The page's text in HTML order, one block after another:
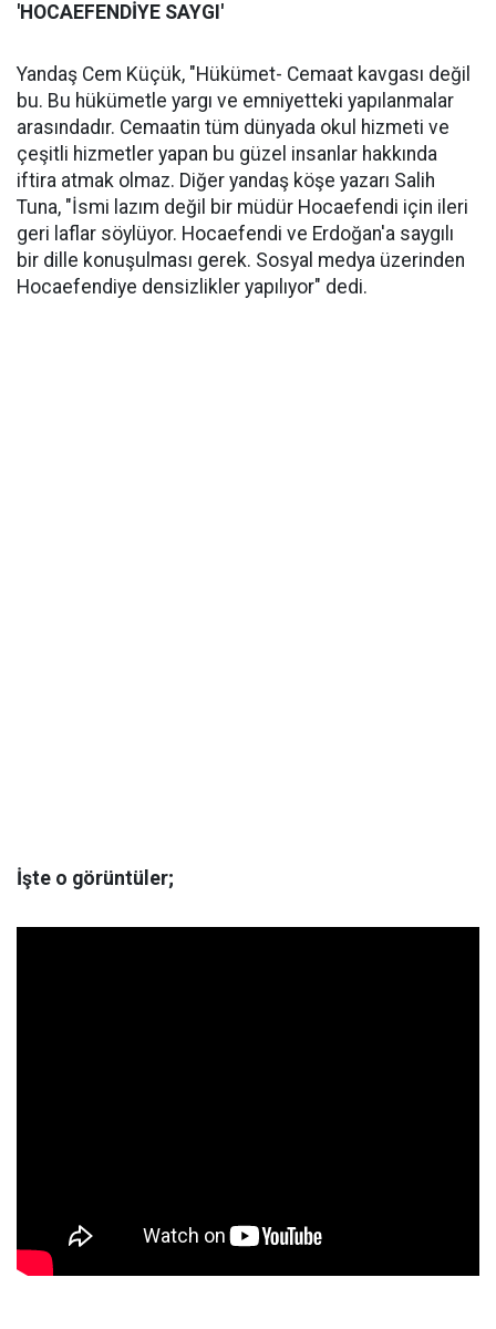
'HOCAEFENDİYE SAYGI'
Yandaş Cem Küçük, "Hükümet- Cemaat kavgası değil
bu. Bu hükümetle yargı ve emniyetteki yapılanmalar
arasındadır. Cemaatin tüm dünyada okul hizmeti ve
çeşitli hizmetler yapan bu güzel insanlar hakkında
iftira atmak olmaz. Diğer yandaş köşe yazarı Salih
Tuna, "İsmi lazım değil bir müdür Hocaefendi için ileri
geri laflar söylüyor. Hocaefendi ve Erdoğan'a saygılı
bir dille konuşulması gerek. Sosyal medya üzerinden
Hocaefendiye densizlikler yapılıyor" dedi.
İşte o görüntüler;